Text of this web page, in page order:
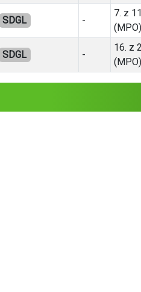
SDGL -
7. z
(MPO)
SDGL -
16. z
(MPO)